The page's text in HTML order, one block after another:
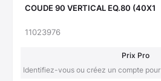
COUDE 90 VERTICAL EQ.80 (40X1
11023976
Prix Pro
Identifiez-vous ou créez un compte